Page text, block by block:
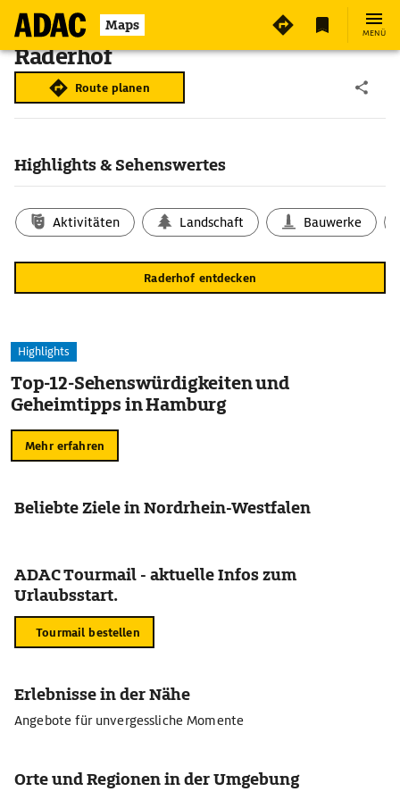
Maps MENÜ
Raderhof
Route planen
Highlights & Sehenswertes
Aktivitäten Landschaft Bauwerke
Raderhof entdecken
Highlights
Top-12-Sehenswürdigkeiten und
Geheimtipps in Hamburg
Mehr erfahren
Beliebte Ziele in Nordrhein-Westfalen
ADAC Tourmail - aktuelle Infos zum
Urlaubsstart.
Tourmail bestellen
Erlebnisse in der Nähe
Angebote für unvergessliche Momente
Orte und Regionen in der Umgebung